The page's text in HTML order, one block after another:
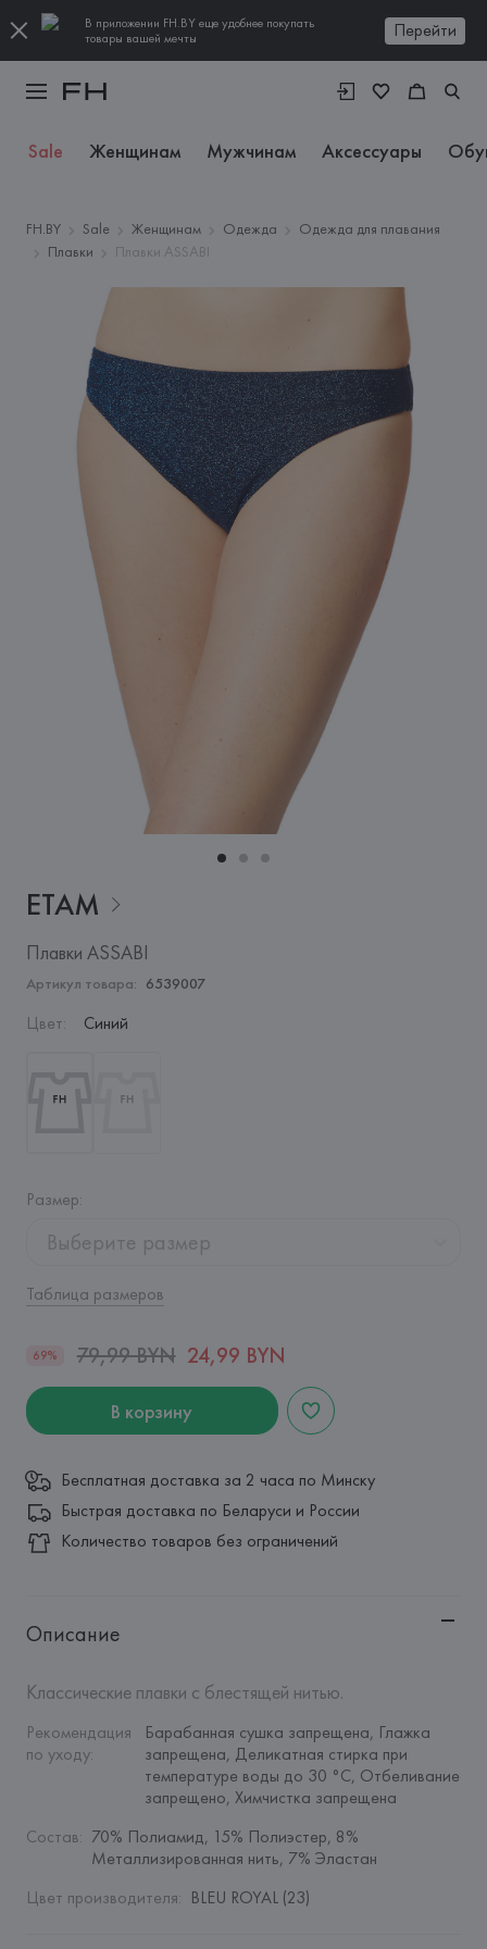
В приложении FH.BY еще удобнее покупать
товары вашей мечты
Перейти
Sale Женщинам Мужчинам Аксессуары
FH.BY Sale Женщинам Одежда
Одежда для плавания
Плавки
Плавки ASSABI
ETAM
Плавки ASSABI
Артикул товара: 6539007
Цвет: Синий
Размер:
Выберите размер
Таблица размеров
69% 79,99 BYN 24,99 BYN
В корзину
Бесплатная доставка за 2 часа по Минску
Быстрая доставка по Беларуси и России
Количество товаров без ограничений
Описание
Классические плавки с блестящей нитью.
Рекомендация
по уходу:
Барабанная сушка запрещена, Глажка
запрещена, Деликатная стирка при
температуре воды до 30 °C, Отбеливание
запрещено, Химчистка запрещена
Состав: 70% Полиамид, 15% Полиэстер, 8%
Металлизированная нить, 7% Эластан
Цвет производителя: BLEU ROYAL (23)